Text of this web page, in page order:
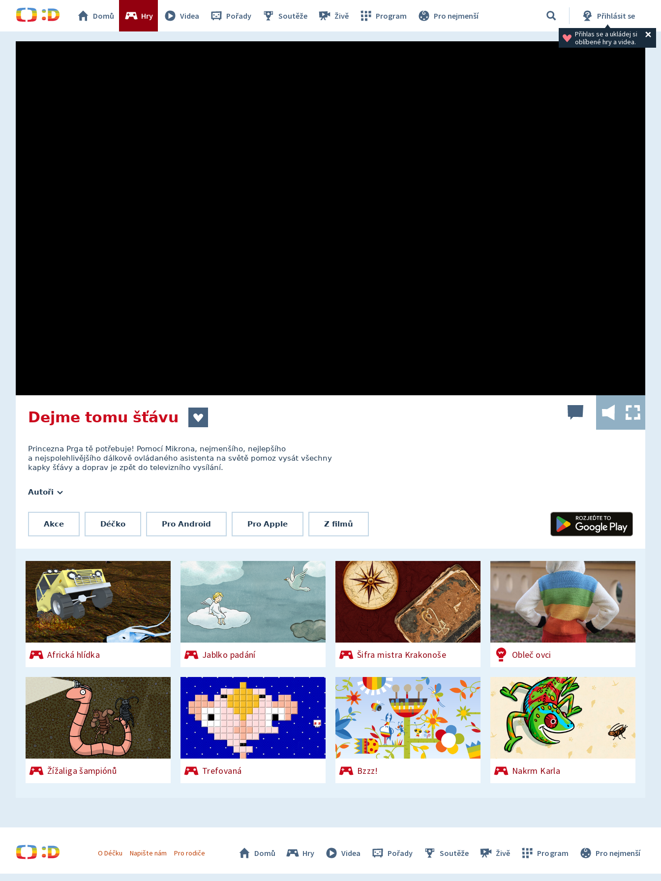
Domů Hry Videa Pořady Soutěže Živě Program Pro nejmenší Přihlásit se
Přihlas se a ukládej si
oblíbené hry a videa.
Dejme tomu šťávu
Princezna Prga tě potřebuje! Pomocí Mikrona, nejmenšího, nejlepšího
a nejspolehlivějšího dálkově ovládaného asistenta na světě pomoz vysát všechny
kapky šťávy a doprav je zpět do televizního vysílání.
Autoři
Akce Déčko Pro Android Pro Apple Z filmů
Africká hlídka Jablko padání Šifra mistra Krakonoše Obleč ovci
Žížaliga šampiónů Trefovaná Bzzz! Nakrm Karla
O Déčku Napište nám Pro rodiče Domů Hry Videa Pořady Soutěže Živě Program Pro nejmenší